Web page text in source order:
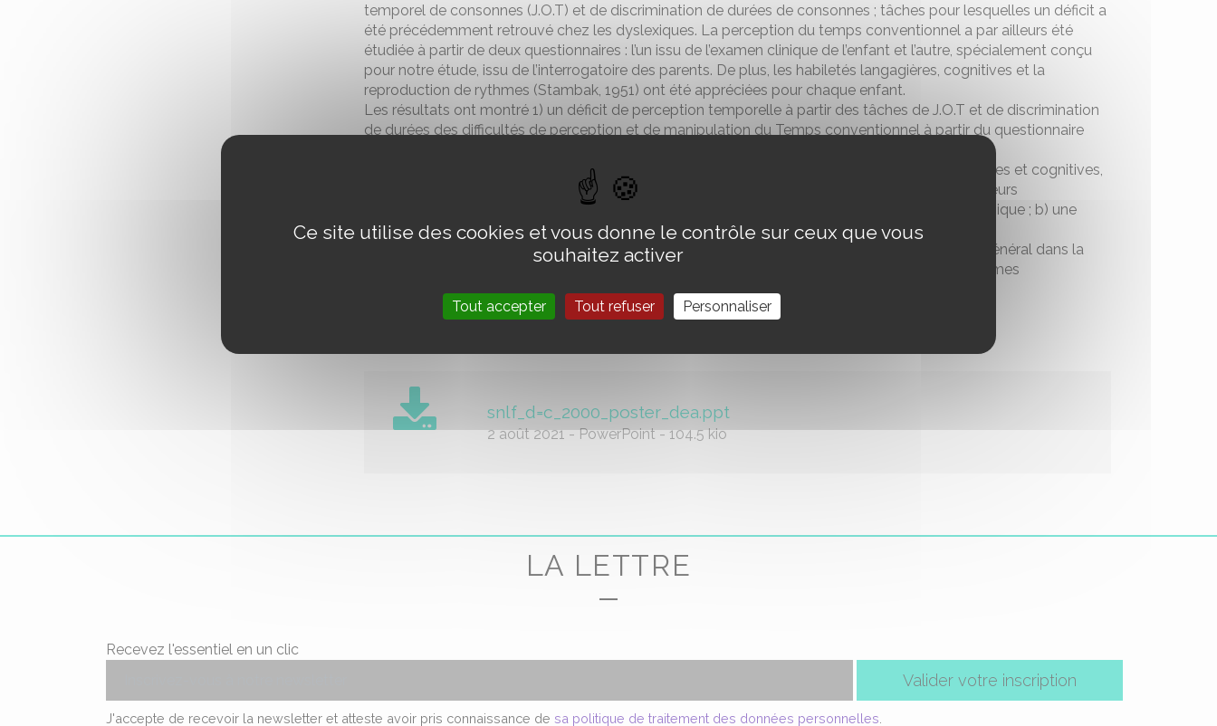
temporel de consonnes (J.O.T) et de discrimination de durées de consonnes ; tâches pour lesquelles un déficit a
été précédemment retrouvé chez les dyslexiques. La perception du temps conventionnel a par ailleurs été
étudiée à partir de deux questionnaires : l’un issu de l’examen clinique de l’enfant et l’autre, spécialement conçu
pour notre étude, issu de l’interrogatoire des parents. De plus, les habiletés langagières, cognitives et la
reproduction de rythmes (Stambak, 1951) ont été appréciées pour chaque enfant.
Les résultats ont montré 1) un déficit de perception temporelle à partir des tâches de J.O.T et de discrimination
de durées des difficultés de perception et de manipulation du Temps conventionnel à partir du questionnaire
Enfin, au vu des nombreuses corrélations entre les diverses variables temporelles, phonologiques et cognitives,
nous avons procédé à une l’analyse en composantes principales qui a permis d’identifier 3 facteurs
correspondant à 3 dimensions du trouble temporel : a) une dimension séquentielle et phonologique ; b) une
dimension attentionnelle et mnésique ; c) une dimension sensori-motrice et cognitive.
Prises ensemble, ces données ont 1) apporté des arguments en faveur d’un trouble temporel général dans la
dyslexie de développement et 2) permis de proposer des hypothèses concernant les mécanismes
neurobiologiques sous-jacents aux différentes dimensions de ce trouble.
snlf_d=c_2000_poster_dea.ppt
2 août 2021-PowerPoint-104.5 kio
LA LETTRE
Recevez l'essentiel en un clic
Valider votre inscription
J'accepte de recevoir la newsletter et atteste avoir pris connaissance de sa politique de traitement des données personnelles
Ce site utilise des cookies et vous donne le contrôle sur ceux que vous
souhaitez activer
Tout accepter Tout refuser Personnaliser